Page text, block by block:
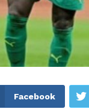
Facebook